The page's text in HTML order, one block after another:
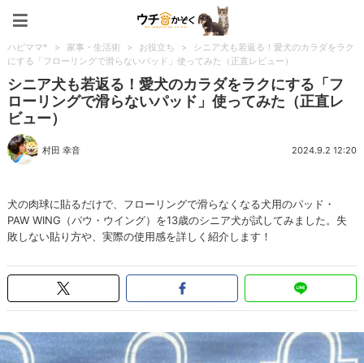
ハピママ* > 家事・生活術 > お役立ち >
シニア犬も若返る！愛犬のカラダをラク
にする「フローリングで滑らないパッド」使ってみた（正直レビュー）
シニア犬も若返る！愛犬のカラダをラクにする「フ
ローリングで滑らないパッド」使ってみた（正直レ
ビュー）
村田 幸音 2024.9.2 12:20
犬の肉球に貼るだけで、フローリングで滑らなくなる犬用のパッド・
PAW WING（パウ・ウイング）を13歳のシニア犬が試してみました。失
敗しない貼り方や、実際の使用感を詳しく紹介します！